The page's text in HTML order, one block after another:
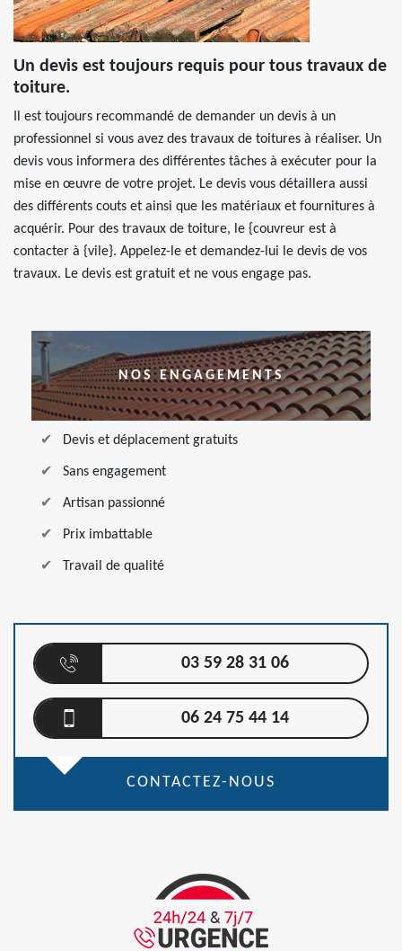
Un devis est toujours requis pour tous travaux de
toiture.
Il est toujours recommandé de demander un devis à un
professionnel si vous avez des travaux de toitures à réaliser. Un
devis vous informera des différentes tâches à exécuter pour la
mise en œuvre de votre projet. Le devis vous détaillera aussi
des différents couts et ainsi que les matériaux et fournitures à
acquérir. Pour des travaux de toiture, le {couvreur est à
contacter à {vile}. Appelez-le et demandez-lui le devis de vos
travaux. Le devis est gratuit et ne vous engage pas.
NOS ENGAGEMENTS
Devis et déplacement gratuits
Sans engagement
Artisan passionné
Prix imbattable
Travail de qualité
03 59 28 31 06
06 24 75 44 14
CONTACTEZ-NOUS